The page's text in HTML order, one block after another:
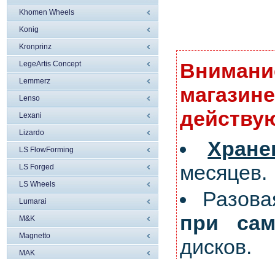
Khomen Wheels
Konig
Kronprinz
LegeArtis Concept
Lemmerz
Lenso
Lexani
Lizardo
LS FlowForming
LS Forged
LS Wheels
Lumarai
M&K
Magnetto
MAK
месяцев.
при
дисков.